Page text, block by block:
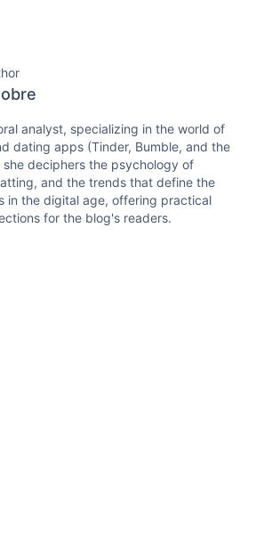
analyst, specializing in the world of
dating apps (Tinder, Bumble, and the
she deciphers the psychology of
and the trends that define the
in the digital age, offering practical
for the blog's readers.